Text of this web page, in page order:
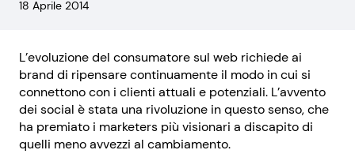
18 Aprile 2014
L’evoluzione del consumatore sul web richiede ai
brand di ripensare continuamente il modo in cui si
connettono con i clienti attuali e potenziali. L’avvento
dei social è stata una rivoluzione in questo senso, che
ha premiato i marketers più visionari a discapito di
quelli meno avvezzi al cambiamento.